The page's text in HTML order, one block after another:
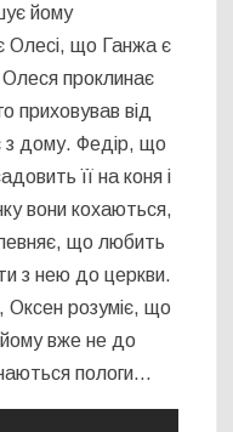
йому
Олесі, що Ганжа є
проклинає
приховував від
з дому. Федір, що
її на коня і
вони кохаються,
що любить
з нею до церкви.
Оксен розуміє, що
вже не до
пологи…